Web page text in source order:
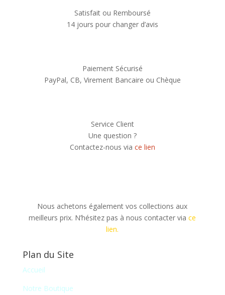
Satisfait ou Remboursé
14 jours pour changer d’avis
Paiement Sécurisé
PayPal, CB, Virement Bancaire ou Chèque
Service Client
Une question ?
Contactez-nous via ce lien
Nous achetons également vos collections aux
meilleurs prix. N’hésitez pas à nous contacter viace
lien.
Plan du Site
Accueil
Notre Boutique